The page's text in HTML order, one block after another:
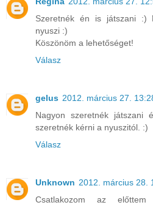
Szeretnék én is játszani :)
nyuszi :)
Köszönöm a lehetőséget!
Válasz
gelus 2012. március 27.
Nagyon szeretnék játszani
szeretnék kérni a nyuszitól. :)
Válasz
Unknown 2012. március 28.
Csatlakozom az